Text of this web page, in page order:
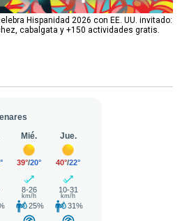
Hispanidad 2026 con EE. UU. invitado:
cabalgata y +150 actividades gratis.